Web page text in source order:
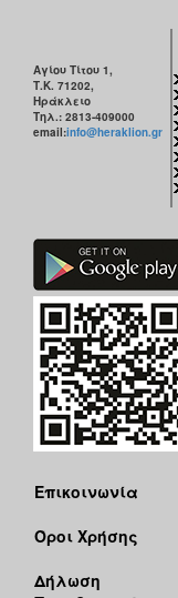
Αγίου Τίτου 1,
Τ.Κ. 71202,
Ηράκλειο
Τηλ.: 2813-409000
email:info@heraklion.gr
Επικοινωνία
Όροι Χρήσης
Δήλωση